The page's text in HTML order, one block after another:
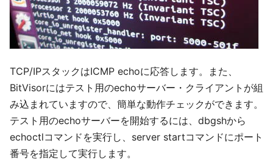
TCP/IPスタックはICMP echoに応答します。また、
BitVisorにはテスト用のechoサーバー・クライアントが組
み込まれていますので、簡単な動作チェックができます。
テスト用のechoサーバーを開始するには、dbgshから
echoctlコマンドを実行し、server startコマンドにポート
番号を指定して実行します。